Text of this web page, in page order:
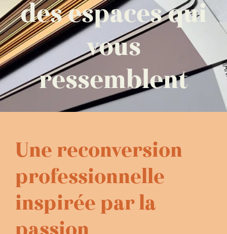
des espaces qui
vous
ressemblent
Une reconversion
professionnelle
inspirée par la